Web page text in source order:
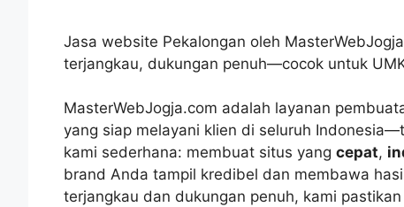
Jasa website Pekalongan oleh
terjangkau, dukungan penuh—cocok untuk
MasterWebJogja.com adalah layanan
yang siap melayani klien di seluruh
kami sederhana: membuat situs yang cepat,
brand Anda tampil kredibel dan membawa
terjangkau dan dukungan penuh, kami